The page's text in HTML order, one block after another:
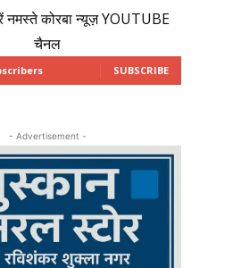
नमस्ते कोरबा न्यूज़ YOUTUBE
चैनल
SUBSCRIBE
- Advertisement -